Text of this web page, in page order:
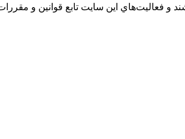
و فعاليت‌هاي اين سايت تابع قوانين و